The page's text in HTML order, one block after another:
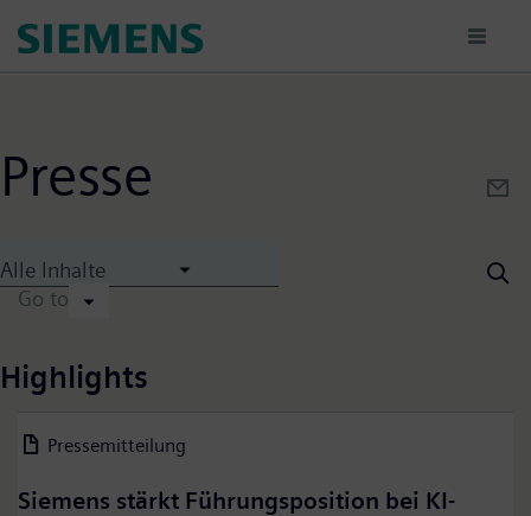
para
Presse
Alle Inhalte
Go to
Highlights
Pressemitteilung
Siemens stärkt Führungsposition bei KI-